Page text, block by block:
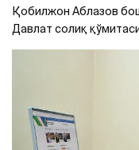
Қобилжон Аблазов
Давлат солиқ